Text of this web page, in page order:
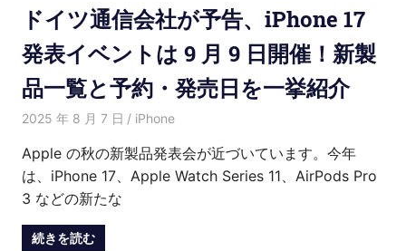
ドイツ通信会社が予告、iPhone 17
発表イベントは 9 月 9 日開催！新製
品一覧と予約・発売日を一挙紹介
2025 年 8 月 7 日 愛麗絲
iPhone
Apple の秋の新製品発表会が近づいています。今年
は、iPhone 17、Apple Watch Series 11、AirPods Pro
3 などの新たな
続きを読む